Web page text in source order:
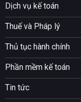
Dịch vụ kế toán
Thuế và Pháp lý
Thủ tục hành chính
Phần mềm kế toán
Tin tức